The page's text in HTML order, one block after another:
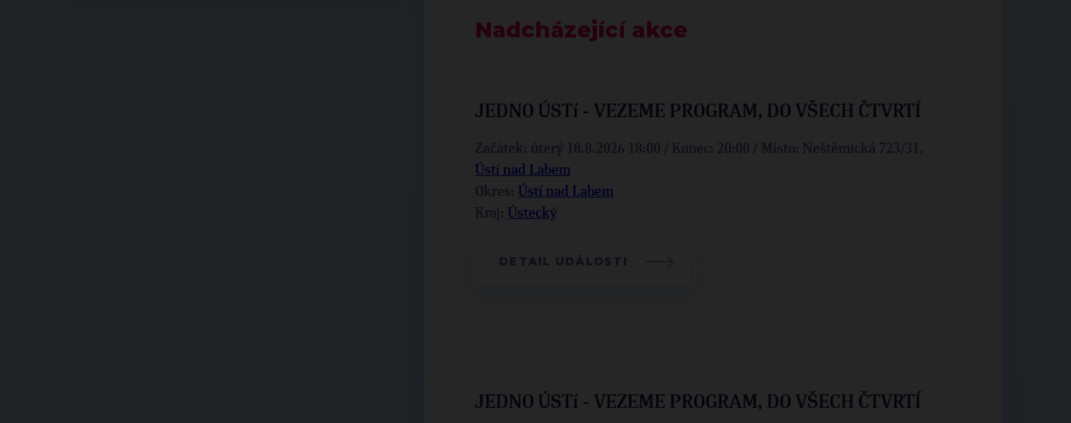
Nadcházející akce
JEDNO ÚSTí - VEZEME PROGRAM, DO VŠECH ČTVRTÍ
Začátek: úterý 18.8.2026 18:00 / Konec: 20:00 / Místo: Neštěmická 723/31,
Ústí nad Labem
Okres: Ústí nad Labem
Kraj: Ústecký
DETAIL UDÁLOSTI
JEDNO ÚSTí - VEZEME PROGRAM, DO VŠECH ČTVRTÍ